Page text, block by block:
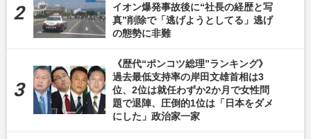
イオン爆発事故後に“社長の経歴と写
真”削除で「逃げようとしてる」逃げ
の態勢に非難
《歴代“ポンコツ総理”ランキング》
過去最低支持率の岸田文雄首相は3
位、2位は就任わずか2か月で女性問
題で退陣、圧倒的1位は「日本をダメ
にした」政治家一家